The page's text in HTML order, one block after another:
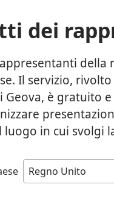
dei
della
Il servizio,
è gratuito
luogo in cui svolgi